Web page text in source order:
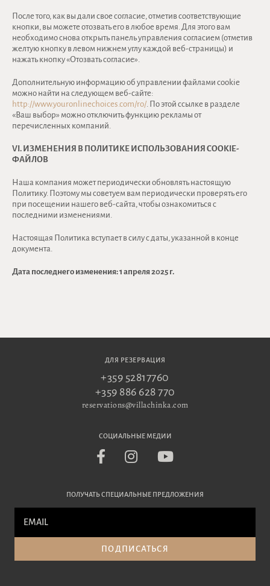
После того, как вы дали свое согласие, отметив соответствующие
кнопки, вы можете отозвать его в любое время. Для этого вам
необходимо снова открыть панель управления согласием (отметив
желтую кнопку в левом нижнем углу каждой веб-страницы) и
нажать кнопку «Отозвать согласие».
Дополнительную информацию об управлении файлами cookie
можно найти на следующем веб-сайте:
http://www.youronlinechoices.com/ro/. По этой ссылке в разделе
«Ваш выбор» можно отключить функцию рекламы от
перечисленных компаний.
VI. ИЗМЕНЕНИЯ В ПОЛИТИКЕ ИСПОЛЬЗОВАНИЯ COOKIE-
ФАЙЛОВ
Наша компания может периодически обновлять настоящую
Политику. Поэтому мы советуем вам периодически проверять его
при посещении нашего веб-сайта, чтобы ознакомиться с
последними изменениями.
Настоящая Политика вступает в силу с даты, указанной в конце
документа.
Дата последнего изменения: 1 апреля 2025 г.
ДЛЯ РЕЗЕРВАЦИЯ
+359 52817760
+359 886 628 770
reservations@villachinka.com
СОЦИАЛЬНЫЕ МЕДИИ
ПОЛУЧАТЬ СПЕЦИАЛЬНЫЕ ПРЕДЛОЖЕНИЯ
ПОДПИСАТЬСЯ